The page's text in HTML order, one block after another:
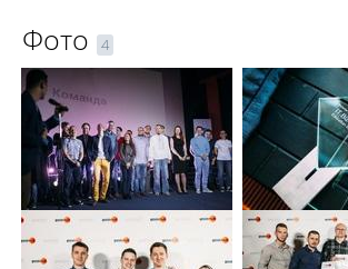
Фото 4